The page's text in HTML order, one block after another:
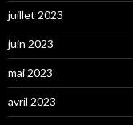
juillet 2023
juin 2023
mai 2023
avril 2023